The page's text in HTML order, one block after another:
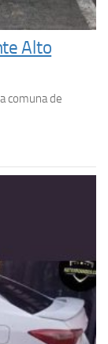
Alto
comuna de